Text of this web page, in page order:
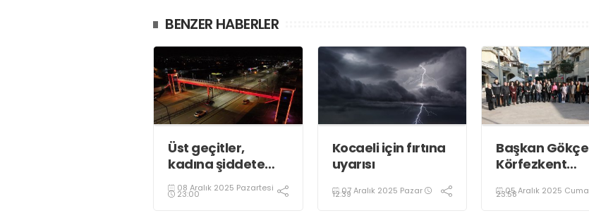
BENZER HABERLER
Üst geçitler,
kadına şiddete
karşı “turuncu”
renkle aydınlatıldı;
08 Aralık 2025 Pazartesi
23:00
Kocaeli için fırtına
uyarısı
07 Aralık 2025 Pazar
12:39
Başkan Gökçe
Körfezkent
Oldu
05 Aralık 2025 Cuma
23:58